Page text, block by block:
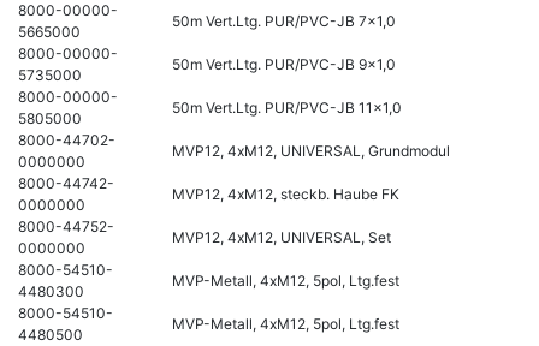
8000-00000-
5665000
50m Vert.Ltg. PUR/PVC-JB 7x1,0
8000-00000-
5735000
50m Vert.Ltg. PUR/PVC-JB 9x1,0
8000-00000-
5805000
50m Vert.Ltg. PUR/PVC-JB 11x1,0
8000-44702-
0000000
MVP12, 4xM12, UNIVERSAL, Grundmodul
8000-44742-
0000000
MVP12, 4xM12, steckb. Haube FK
8000-44752-
0000000
MVP12, 4xM12, UNIVERSAL, Set
8000-54510-
4480300
MVP-Metall, 4xM12, 5pol, Ltg.fest
8000-54510-
4480500
MVP-Metall, 4xM12, 5pol, Ltg.fest